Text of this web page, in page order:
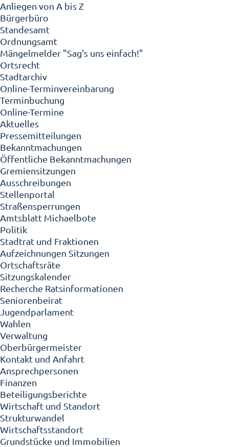
Anliegen von A bis Z
Bürgerbüro
Standesamt
Ordnungsamt
Mängelmelder "Sag's uns einfach!"
Ortsrecht
Stadtarchiv
Online-Terminvereinbarung
Terminbuchung
Online-Termine
Aktuelles
Pressemitteilungen
Bekanntmachungen
Öffentliche Bekanntmachungen
Gremiensitzungen
Ausschreibungen
Stellenportal
Straßensperrungen
Amtsblatt Michaelbote
Politik
Stadtrat und Fraktionen
Aufzeichnungen Sitzungen
Ortschaftsräte
Sitzungskalender
Recherche Ratsinformationen
Seniorenbeirat
Jugendparlament
Wahlen
Verwaltung
Oberbürgermeister
Kontakt und Anfahrt
Ansprechpersonen
Finanzen
Beteiligungsberichte
Wirtschaft und Standort
Strukturwandel
Wirtschaftsstandort
Grundstücke und Immobilien